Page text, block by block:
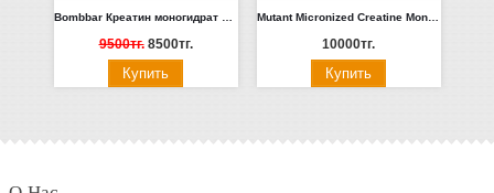
9500тг. 8500тг.
Mutant Micronized Creatine Monohydrate 300 гр
10000тг.